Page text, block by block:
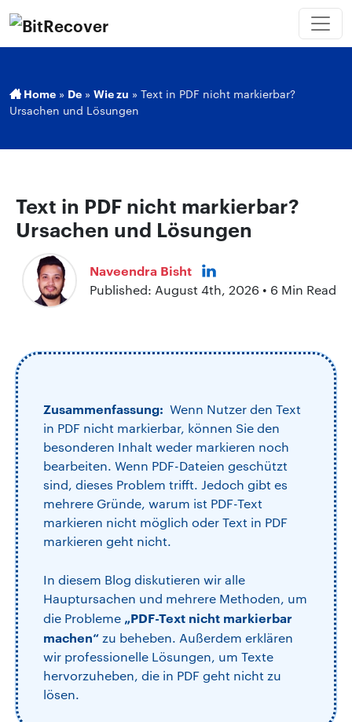
Home » De » Wie zu » Text in PDF nicht markierbar?
Ursachen und Lösungen
Text in PDF nicht markierbar?
Ursachen und Lösungen
Naveendra Bisht
Published: August 4th, 2026 • 6 Min Read
Zusammenfassung: Wenn Nutzer den Text
in PDF nicht markierbar, können Sie den
besonderen Inhalt weder markieren noch
bearbeiten. Wenn PDF-Dateien geschützt
sind, dieses Problem trifft. Jedoch gibt es
mehrere Gründe, warum ist PDF-Text
markieren nicht möglich oder Text in PDF
markieren geht nicht.
In diesem Blog diskutieren wir alle
Hauptursachen und mehrere Methoden, um
die Probleme „PDF-Text nicht markierbar
machen“ zu beheben. Außerdem erklären
wir professionelle Lösungen, um Texte
hervorzuheben, die in PDF geht nicht zu
lösen.